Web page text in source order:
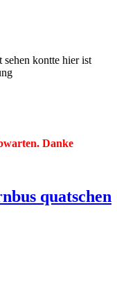
kontte hier ist
Danke
quatschen